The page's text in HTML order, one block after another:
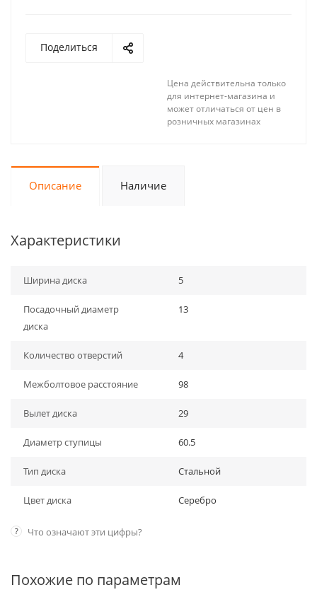
Поделиться
Цена действительна только
для интернет-магазина и
может отличаться от цен в
розничных магазинах
Описание Наличие
Характеристики
Ширина диска 5
Посадочный диаметр
диска
13
Количество отверстий 4
Межболтовое расстояние 98
Вылет диска 29
Диаметр ступицы 60.5
Тип диска Стальной
Цвет диска Серебро
? Что означают эти цифры?
Похожие по параметрам